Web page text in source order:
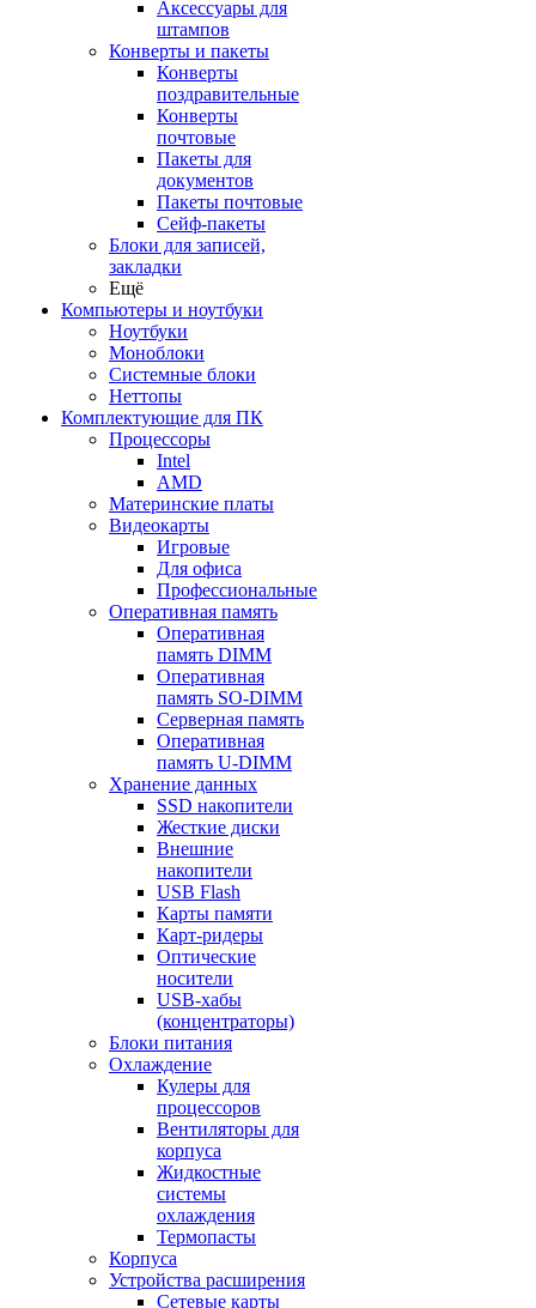
Аксессуары для
штампов
Конверты и пакеты
Конверты
поздравительные
Конверты
почтовые
Пакеты для
документов
Пакеты почтовые
Сейф-пакеты
Блоки для записей,
закладки
Ещё
Компьютеры и ноутбуки
Ноутбуки
Моноблоки
Системные блоки
Неттопы
Комплектующие для ПК
Процессоры
Intel
AMD
Материнские платы
Видеокарты
Игровые
Для офиса
Профессиональные
Оперативная память
Оперативная
память DIMM
Оперативная
память SO-DIMM
Серверная память
Оперативная
память U-DIMM
Хранение данных
SSD накопители
Жесткие диски
Внешние
накопители
USB Flash
Карты памяти
Карт-ридеры
Оптические
носители
USB-хабы
(концентраторы)
Блоки питания
Охлаждение
Кулеры для
процессоров
Вентиляторы для
корпуса
Жидкостные
системы
охлаждения
Термопасты
Корпуса
Устройства расширения
Сетевые карты